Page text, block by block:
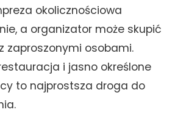
okolicznościowa
a organizator może skupić
zaproszonymi osobami.
i jasno określone
to najprostsza droga do